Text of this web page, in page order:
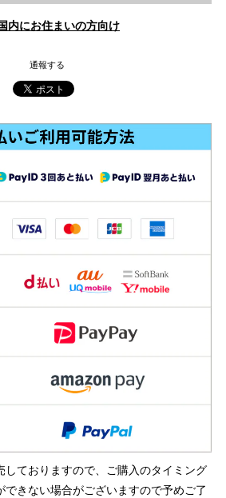
内にお住まいの方向け
通報する
ておりますので、ご購入のタイミング
できない場合がございますので予めご了